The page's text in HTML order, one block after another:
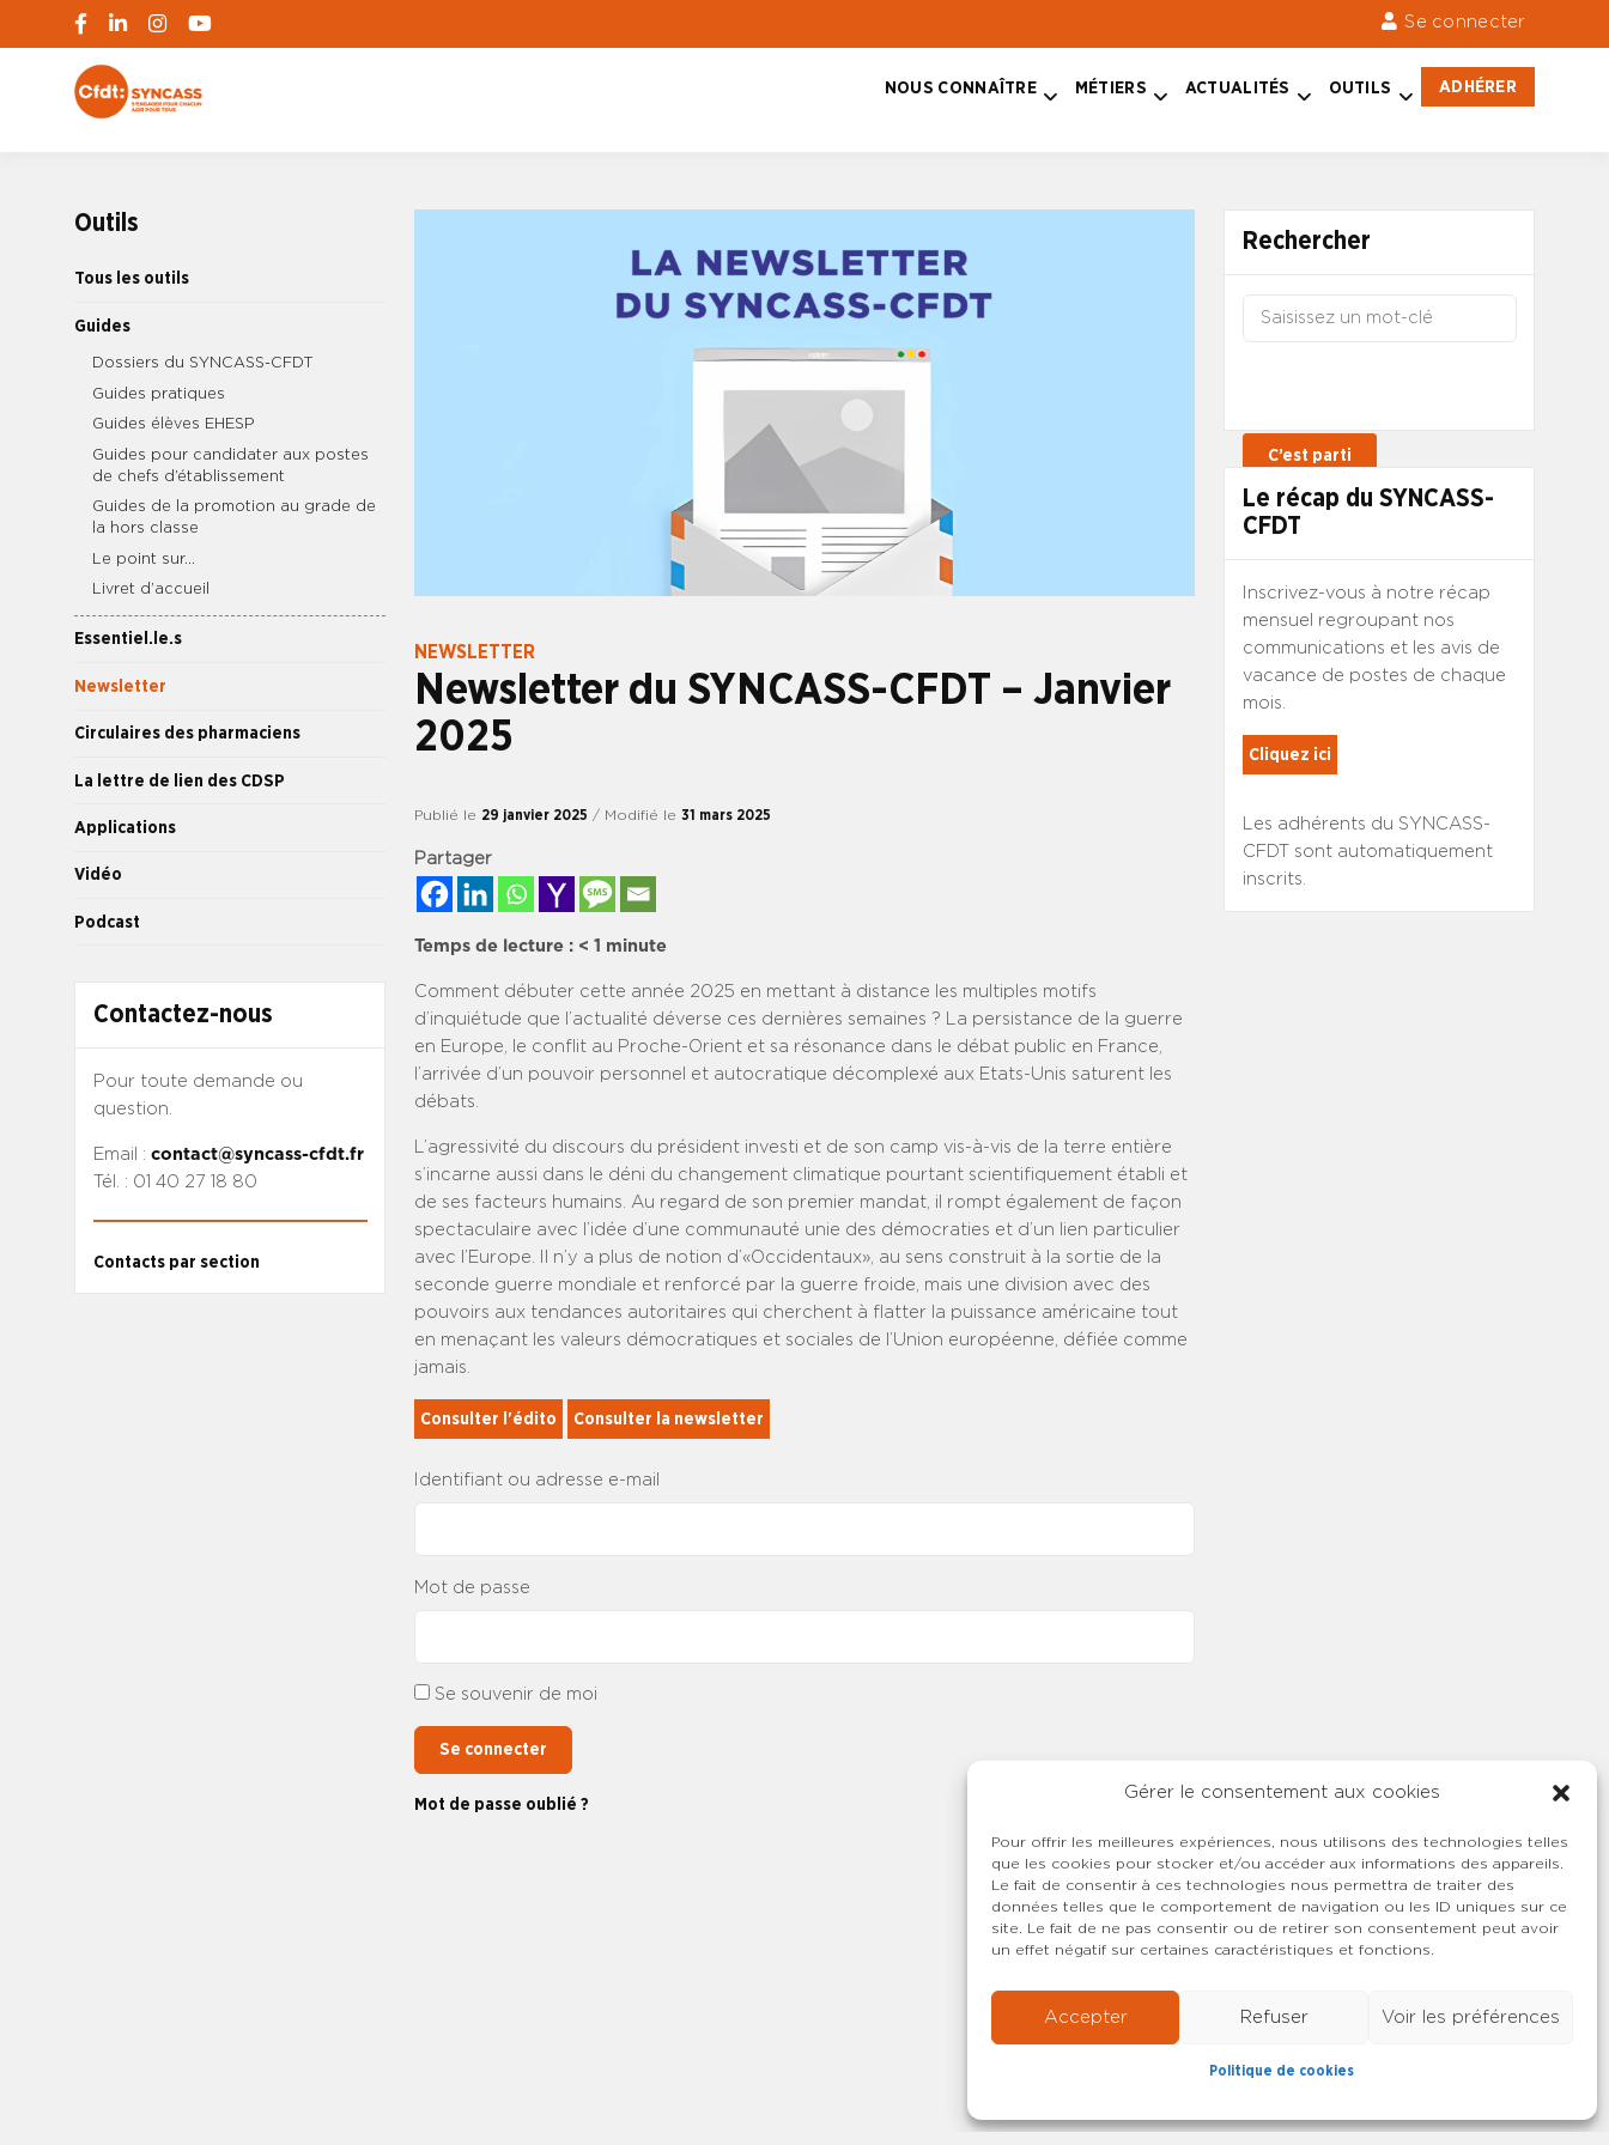
Gérer le consentement aux cookies
Pour offrir les meilleures expériences, nous utilisons des technologies telles
que les cookies pour stocker et/ou accéder aux informations des appareils.
Le fait de consentir à ces technologies nous permettra de traiter des
données telles que le comportement de navigation ou les ID uniques sur ce
site. Le fait de ne pas consentir ou de retirer son consentement peut avoir
un effet négatif sur certaines caractéristiques et fonctions.
Accepter Refuser Voir les préférences
Politique de cookies
Se connecter
NOUS CONNAÎTRE MÉTIERS ACTUALITÉS OUTILS ADHÉRER
Outils
Tous les outils
Guides
Dossiers du SYNCASS-CFDT
Guides pratiques
Guides élèves EHESP
Guides pour candidater aux postes
de chefs d’établissement
Guides de la promotion au grade de
la hors classe
Le point sur…
Livret d’accueil
Essentiel.le.s
Newsletter
Circulaires des pharmaciens
La lettre de lien des CDSP
Applications
Vidéo
Podcast
Contactez-nous
Pour toute demande ou
question.
Email : contact@syncass-cfdt.fr
Tél. : 01 40 27 18 80
Contacts par section
NEWSLETTER
Newsletter du SYNCASS-CFDT – Janvier
2025
Publié le 29 janvier 2025 / Modifié le 31 mars 2025
Partager
Temps de lecture : < 1 minute
Comment débuter cette année 2025 en mettant à distance les multiples motifs
d’inquiétude que l’actualité déverse ces dernières semaines ? La persistance de la guerre
en Europe, le conflit au Proche-Orient et sa résonance dans le débat public en France,
l’arrivée d’un pouvoir personnel et autocratique décomplexé aux Etats-Unis saturent les
débats.
L’agressivité du discours du président investi et de son camp vis-à-vis de la terre entière
s’incarne aussi dans le déni du changement climatique pourtant scientifiquement établi et
de ses facteurs humains. Au regard de son premier mandat, il rompt également de façon
spectaculaire avec l’idée d’une communauté unie des démocraties et d’un lien particulier
avec l’Europe. Il n’y a plus de notion d’«Occidentaux», au sens construit à la sortie de la
seconde guerre mondiale et renforcé par la guerre froide, mais une division avec des
pouvoirs aux tendances autoritaires qui cherchent à flatter la puissance américaine tout
en menaçant les valeurs démocratiques et sociales de l’Union européenne, défiée comme
jamais.
Consulter l'édito Consulter la newsletter
Identifiant ou adresse e-mail
Mot de passe
Se souvenir de moi
Se connecter
Mot de passe oublié ?
Rechercher
Le récap du SYNCASS-
CFDT
Inscrivez-vous à notre récap
mensuel regroupant nos
communications et les avis de
vacance de postes de chaque
mois.
Cliquez ici
Les adhérents du SYNCASS-
CFDT sont automatiquement
inscrits.